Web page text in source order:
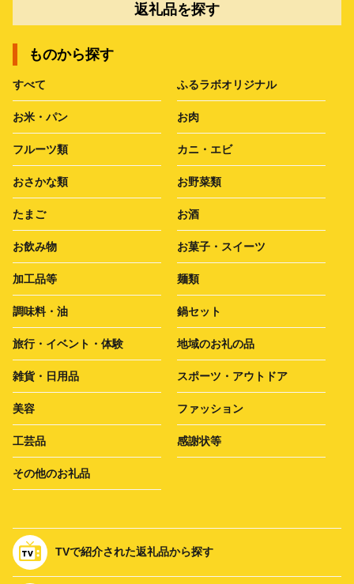
返礼品を探す
ものから探す
すべて ふるラボオリジナル
お米・パン お肉
フルーツ類 カニ・エビ
おさかな類 お野菜類
たまご お酒
お飲み物 お菓子・スイーツ
加工品等 麺類
調味料・油 鍋セット
旅行・イベント・体験 地域のお礼の品
雑貨・日用品 スポーツ・アウトドア
美容 ファッション
工芸品 感謝状等
その他のお礼品
TVで紹介された返礼品から探す